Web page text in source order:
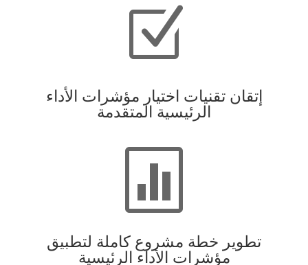
Z
إتقان تقنيات اختيار مؤشرات الأداء
الرئيسية المتقدمة

تطوير خطة مشروع كاملة لتطبيق
مؤشرات الأداء الرئيسية